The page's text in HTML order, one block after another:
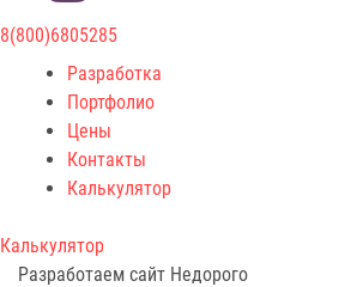
8(800)6805285
Разработка
Портфолио
Цены
Контакты
Калькулятор
Калькулятор
Разработаем сайт Недорого